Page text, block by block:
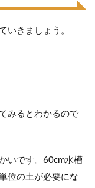
いきましょう。
みるとわかるので
いです。60cm水槽
位の土が必要にな